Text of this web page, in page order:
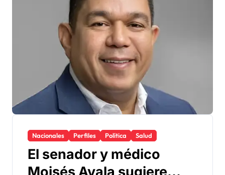
Nacionales Perfiles Política Salud
El senador y médico
Moisés Ayala sugiere